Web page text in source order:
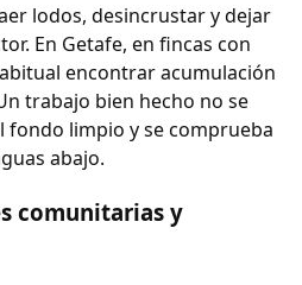
lodos, desincrustar y dejar
En Getafe, en fincas con
encontrar acumulación
trabajo bien hecho no se
fondo limpio y se comprueba
abajo.
comunitarias y